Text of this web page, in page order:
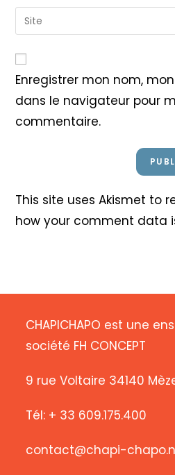
to
comment
email
address
Saisir
l’URL
votre
site
(facultatif)
Enregistrer mon nom,
dans le navigateur pour
commentaire.
This site uses Akismet to
how your comment data
CHAPICHAPO est une
société FH CONCEPT
9 rue Voltaire 34140
Tél: + 33 609.175.400
contact@chapi-